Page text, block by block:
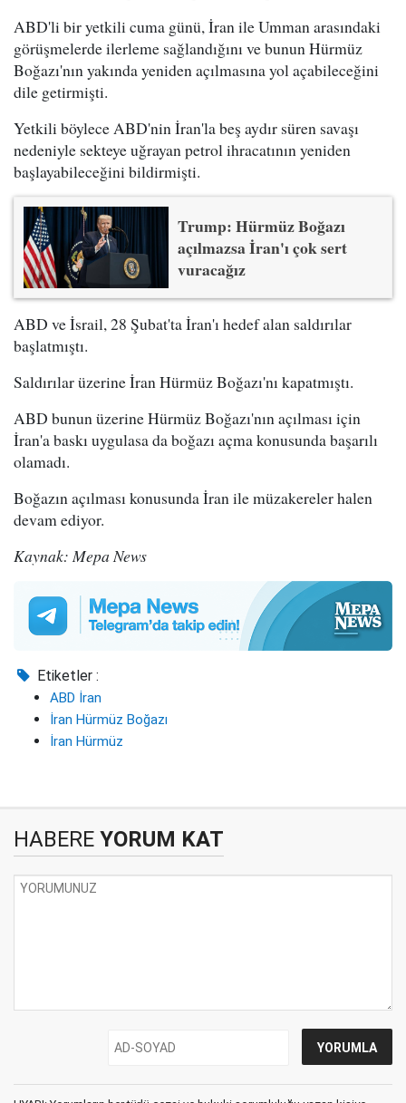
ABD'li bir yetkili cuma günü, İran ile Umman arasındaki
görüşmelerde ilerleme sağlandığını ve bunun Hürmüz
Boğazı'nın yakında yeniden açılmasına yol açabileceğini
dile getirmişti.
Yetkili böylece ABD'nin İran'la beş aydır süren savaşı
nedeniyle sekteye uğrayan petrol ihracatının yeniden
başlayabileceğini bildirmişti.
Trump: Hürmüz Boğazı
açılmazsa İran'ı çok sert
vuracağız
ABD ve İsrail, 28 Şubat'ta İran'ı hedef alan saldırılar
başlatmıştı.
Saldırılar üzerine İran Hürmüz Boğazı'nı kapatmıştı.
ABD bunun üzerine Hürmüz Boğazı'nın açılması için
İran'a baskı uygulasa da boğazı açma konusunda başarılı
olamadı.
Boğazın açılması konusunda İran ile müzakereler halen
devam ediyor.
Kaynak: Mepa News
Etiketler :
ABD İran
İran Hürmüz Boğazı
İran Hürmüz
HABERE YORUM KAT